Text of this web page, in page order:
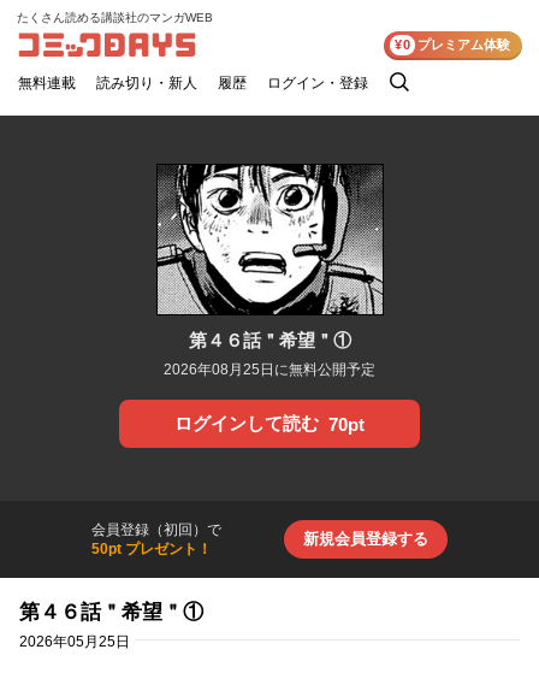
コミックDAYS
たくさん読める講談社のマンガWEB
無料連載 読み切り・新人 履歴 ログイン・登録
検
¥0 プレミアム体験
第４６話＂希望＂①
2026年08月25日に無料公開予定
ログインして読む 70pt
会員登録（初回）で
50pt プレゼント！
新規会員登録する
第４６話＂希望＂①
2026年05月25日